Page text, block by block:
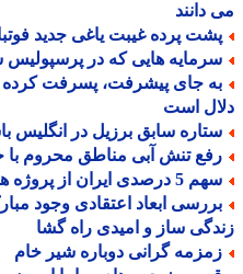
پرده غیبت یاغی جدید فوتبال
هایی که در پرسپولیس
جای پیشرفت، پسرفت کرده
است
سابق برزیل در انگلیس
تنش آبی مناطق محروم با
از پروژه های اقتصادی منطقه خلیج فارس
ابعاد اعتقادی وجود
ساز و امیدی راه گشا
گرانی دوباره شیر خام